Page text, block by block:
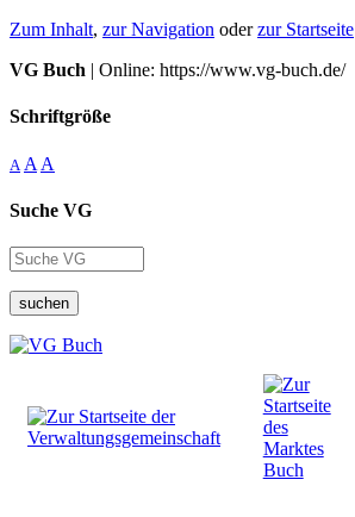
Zum Inhalt, zur Navigation oderzur Startseite
VG Buch | Online: https://www.vg-buch.de/
Schriftgröße
A A A
Suche VG
suchen